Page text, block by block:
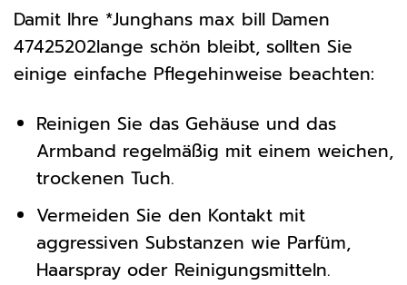
Damit Ihre *Junghans max bill Damen
47425202lange schön bleibt, sollten Sie
einige einfache Pflegehinweise beachten:
Reinigen Sie das Gehäuse und das
Armband regelmäßig mit einem weichen,
trockenen Tuch.
Vermeiden Sie den Kontakt mit
aggressiven Substanzen wie Parfüm,
Haarspray oder Reinigungsmitteln.